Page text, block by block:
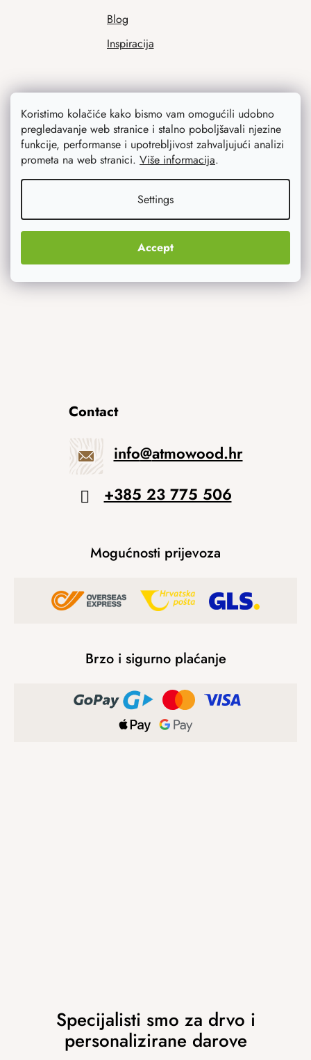
Koristimo kolačiće kako bismo vam omogućili udobno
pregledavanje web stranice i stalno poboljšavali njezine
funkcije, performanse i upotrebljivost zahvaljujući analizi
prometa na web stranici. Više informacija.
Settings
Accept
Blog
Inspiracija
Ono što vas najviše zanima
Noviteti
Originalni pokloni
Contact
info@atmowood.hr
+385 23 775 506
Mogućnosti prijevoza
Brzo i sigurno plaćanje